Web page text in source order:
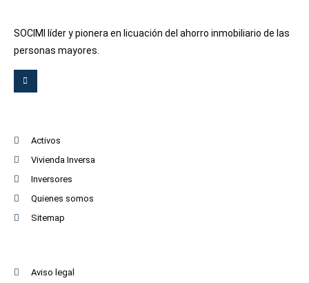
SOCIMI líder y pionera en licuación del ahorro inmobiliario de las
personas mayores.
Activos
Vivienda Inversa
Inversores
Quienes somos
Sitemap
Aviso legal